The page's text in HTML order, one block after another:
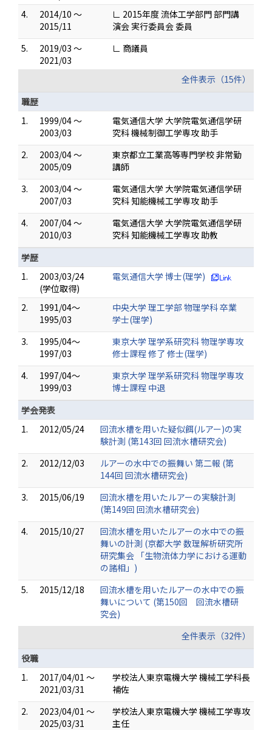
4.
2014/10 ～
2015/11
∟ 2015年度 流体工学部門 部門講
演会 実行委員会 委員
5.
2019/03 ～
2021/03
∟ 商議員
全件表示（15件）
職歴
1.
1999/04 ～
2003/03
電気通信大学 大学院電気通信学研
究科 機械制御工学専攻 助手
2.
2003/04 ～
2005/09
東京都立工業高等専門学校 非常勤
講師
3.
2003/04 ～
2007/03
電気通信大学 大学院電気通信学研
究科 知能機械工学専攻 助手
4.
2007/04 ～
2010/03
電気通信大学 大学院電気通信学研
究科 知能機械工学専攻 助教
学歴
1.
2003/03/24
(学位取得)
電気通信大学 博士(理学)
2.
1991/04～
1995/03
中央大学 理工学部 物理学科 卒業
学士(理学)
3.
1995/04～
1997/03
東京大学 理学系研究科 物理学専攻
修士課程 修了 修士(理学)
4.
1997/04～
1999/03
東京大学 理学系研究科 物理学専攻
博士課程 中退
学会発表
1.
2012/05/24
回流水槽を用いた疑似餌(ルアー)の実
験計測 (第143回 回流水槽研究会)
2.
2012/12/03
ルアーの水中での振舞い 第二報 (第
144回 回流水槽研究会)
3.
2015/06/19
回流水槽を用いたルアーの実験計測
(第149回 回流水槽研究会)
4.
2015/10/27
回流水槽を用いたルアーの水中での振
舞いの計測 (京都大学 数理解析研究所
研究集会 「生物流体力学における運動
の諸相」)
5.
2015/12/18
回流水槽を用いたルアーの水中での振
舞いについて (第150回 回流水槽研
究会)
全件表示（32件）
役職
1.
2017/04/01 ～
2021/03/31
学校法人東京電機大学 機械工学科長
補佐
2.
2023/04/01 ～
2025/03/31
学校法人東京電機大学 機械工学専攻
主任